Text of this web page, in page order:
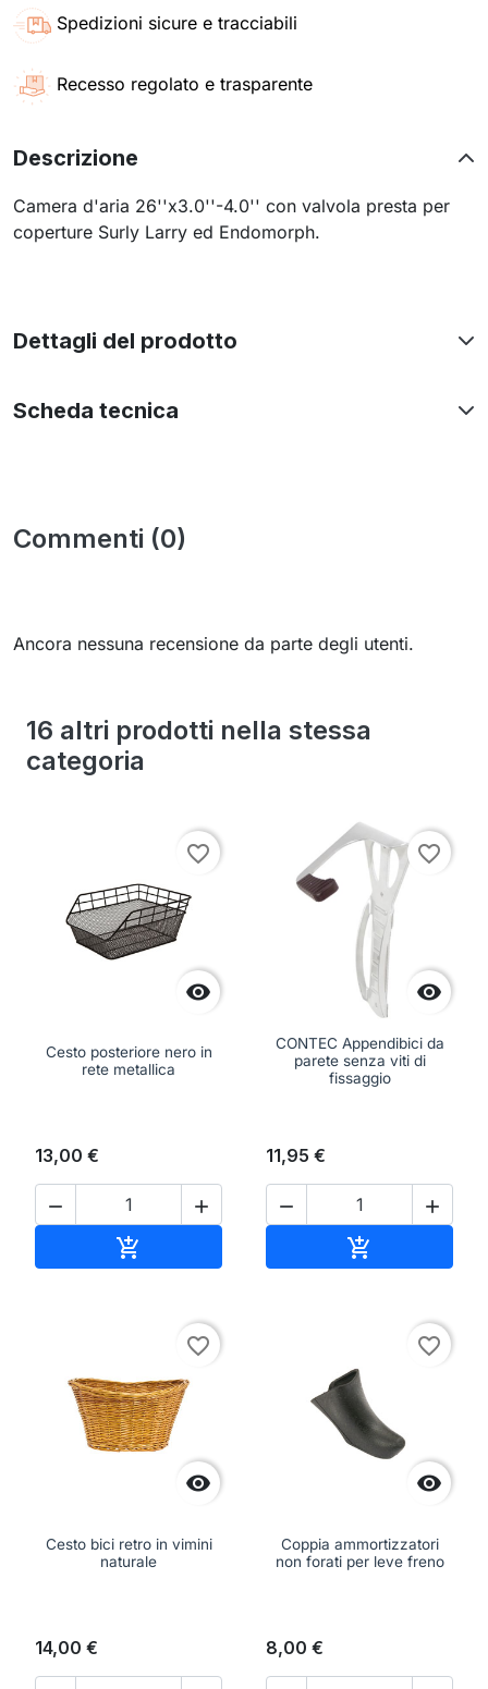
Spedizioni sicure e tracciabili
Recesso regolato e trasparente
Descrizione
Camera d'aria 26''x3.0''-4.0'' con valvola presta per
coperture Surly Larry ed Endomorph.
Dettagli del prodotto
Scheda tecnica
Commenti (0)
Ancora nessuna recensione da parte degli utenti.
16 altri prodotti nella stessa
categoria

favorite_border
Cesto posteriore nero in
rete metallica
13,00 €
 


favorite_border
CONTEC Appendibici da
parete senza viti di
fissaggio
11,95 €
 


favorite_border
Cesto bici retro in vimini
naturale
14,00 €

favorite_border
Coppia ammortizzatori
non forati per leve freno
8,00 €